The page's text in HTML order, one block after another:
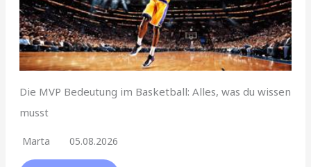
Die MVP Bedeutung im Basketball: Alles, was du wissen
musst
Marta 05.08.2026